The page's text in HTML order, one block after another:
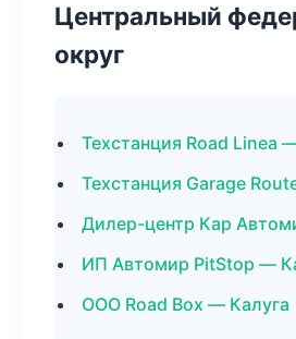
Центральный
округ
Техстанция Road Linea
Техстанция Garage
Дилер-центр Кар
ИП Автомир PitStop —
ООО Road Box — Калуга